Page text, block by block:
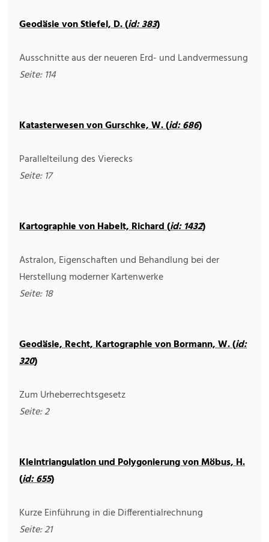
Geodäsie von Stiefel, D. (id: 383)
Ausschnitte aus der neueren Erd- und Landvermessung
Seite: 114
Katasterwesen von Gurschke, W. (id: 686)
Parallelteilung des Vierecks
Seite: 17
Kartographie von Habelt, Richard (id: 1432)
Astralon, Eigenschaften und Behandlung bei der
Herstellung moderner Kartenwerke
Seite: 18
Geodäsie, Recht, Kartographie von Bormann, W. (id:
320)
Zum Urheberrechtsgesetz
Seite: 2
Kleintriangulation und Polygonierung von Möbus, H.
(id: 655)
Kurze Einführung in die Differentialrechnung
Seite: 21